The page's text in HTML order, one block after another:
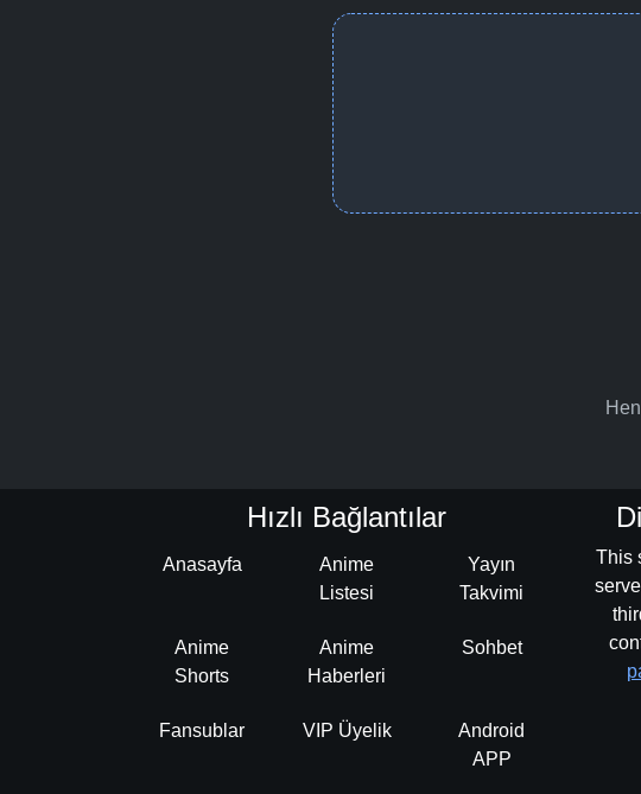
Hızlı Bağlantılar
Anasayfa
Anime
Listesi
Yayın
Takvimi
Anime
Shorts
Anime
Haberleri
Sohbet
Fansublar VIP Üyelik
Android
APP
This